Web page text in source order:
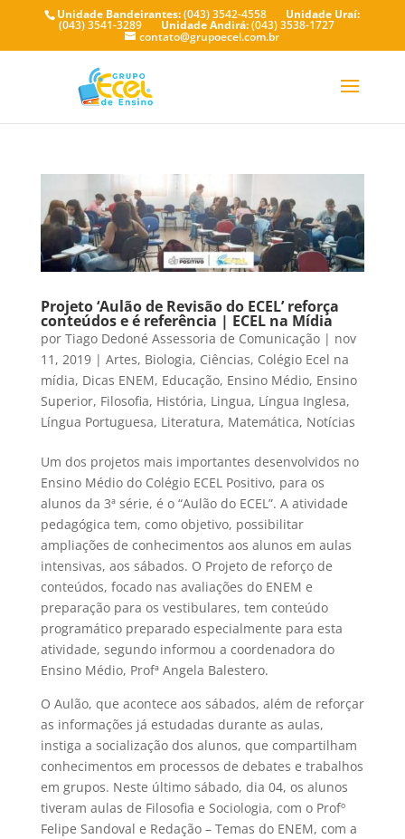
Unidade Bandeirantes:(043) 3542-4558 Unidade Uraí:
(043) 3541-3289 Unidade Andirá:(043) 3538-1727
contato@grupoecel.com.br
Projeto ‘Aulão de Revisão do ECEL’ reforça
conteúdos e é referência | ECEL na Mídia
por Tiago Dedoné Assessoria de Comunicação| nov
11, 2019| Artes, Biologia, Ciências, Colégio Ecel na
mídia, Dicas ENEM, Educação, Ensino Médio, Ensino
Superior, Filosofia, História, Lingua, Língua Inglesa,
Língua Portuguesa, Literatura, Matemática, Notícias
Um dos projetos mais importantes desenvolvidos no
Ensino Médio do Colégio ECEL Positivo, para os
alunos da 3ª série, é o “Aulão do ECEL”. A atividade
pedagógica tem, como objetivo, possibilitar
ampliações de conhecimentos aos alunos em aulas
intensivas, aos sábados. O Projeto de reforço de
conteúdos, focado nas avaliações do ENEM e
preparação para os vestibulares, tem conteúdo
programático preparado especialmente para esta
atividade, segundo informou a coordenadora do
Ensino Médio, Profª Angela Balestero.
O Aulão, que acontece aos sábados, além de reforçar
as informações já estudadas durante as aulas,
instiga a socialização dos alunos, que compartilham
conhecimentos em processos de debates e trabalhos
em grupos. Neste último sábado, dia 04, os alunos
tiveram aulas de Filosofia e Sociologia, com o Profº
Felipe Sandoval e Redação – Temas do ENEM, com a